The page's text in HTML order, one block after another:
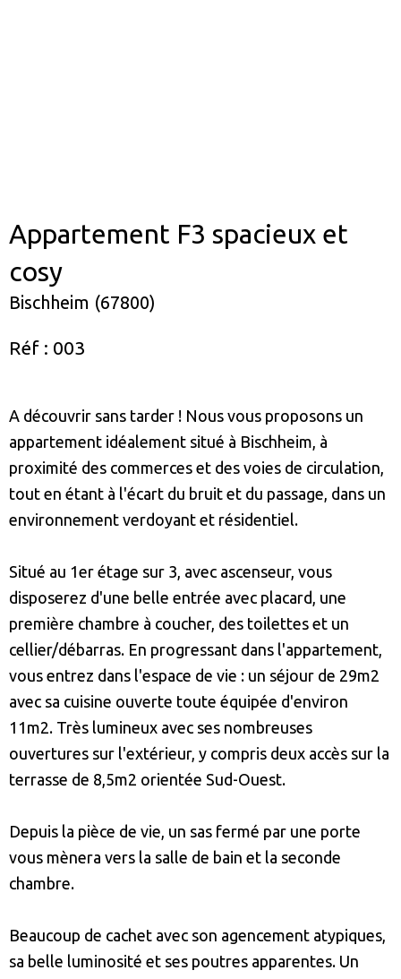
Appartement F3 spacieux et
cosy
Bischheim (67800)
Réf : 003
A découvrir sans tarder ! Nous vous proposons un
appartement idéalement situé à Bischheim, à
proximité des commerces et des voies de circulation,
tout en étant à l'écart du bruit et du passage, dans un
environnement verdoyant et résidentiel.
Situé au 1er étage sur 3, avec ascenseur, vous
disposerez d'une belle entrée avec placard, une
première chambre à coucher, des toilettes et un
cellier/débarras. En progressant dans l'appartement,
vous entrez dans l'espace de vie : un séjour de 29m2
avec sa cuisine ouverte toute équipée d'environ
11m2. Très lumineux avec ses nombreuses
ouvertures sur l'extérieur, y compris deux accès sur la
terrasse de 8,5m2 orientée Sud-Ouest.
Depuis la pièce de vie, un sas fermé par une porte
vous mènera vers la salle de bain et la seconde
chambre.
Beaucoup de cachet avec son agencement atypiques,
sa belle luminosité et ses poutres apparentes. Un